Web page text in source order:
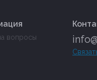
вопросы